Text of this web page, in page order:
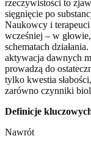
rzeczywistości to
sięgnięcie po
Naukowcy i
wcześniej – w
schematach działania.
aktywacja dawnych
prowadzą do
tylko kwestia
zarówno czynniki
Definicje
Nawrót